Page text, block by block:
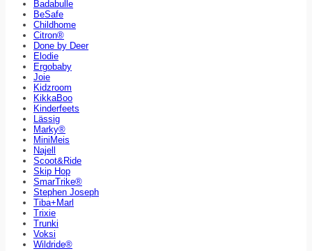
Badabulle
BeSafe
Childhome
Citron®
Done by Deer
Elodie
Ergobaby
Joie
Kidzroom
KikkaBoo
Kinderfeets
Lässig
Marky®
MiniMeis
Najell
Scoot&Ride
Skip Hop
SmarTrike®
Stephen Joseph
Tiba+Marl
Trixie
Trunki
Voksi
Wildride®